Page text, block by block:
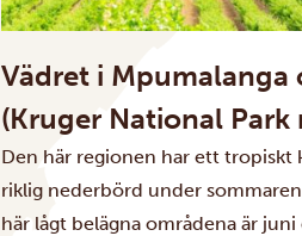
Vädret i
(Kruger National
Den här regionen har ett tropiskt
riklig nederbörd under
här lågt belägna områdena är